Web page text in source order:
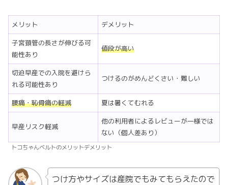
メリット
デメリット
子宮頚管の長さが伸びる可
能性あり
値段が高い
切迫早産での入院を避けら
れる可能性あり
つけるのがめんどくさい・難しい
腰痛・恥骨痛の軽減 夏は暑くてむれる
早産リスク軽減
他の利用者によるレビューが一様では
ない（個人差あり）
トコちゃんベルトのメリットデメリット
つけ方やサイズは産院でもみてもらえたので